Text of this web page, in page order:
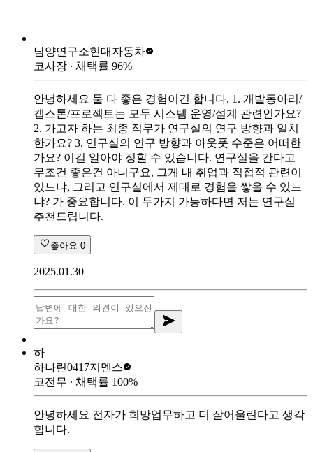
남양연구소현대자동차
코사장 ∙ 채택률 96%
안녕하세요 둘 다 좋은 경험이긴 합니다. 1. 개발동아리/
캡스톤/프로젝트는 모두 시스템 운영/설계 관련인가요?
2. 가고자 하는 최종 직무가 연구실의 연구 방향과 일치
한가요? 3. 연구실의 연구 방향과 아웃풋 수준은 어떠한
가요? 이걸 알아야 정할 수 있습니다. 연구실을 간다고
무조건 좋은건 아니구요, 그게 내 취업과 직접적 관련이
있느냐, 그리고 연구실에서 제대로 경험을 쌓을 수 있느
냐? 가 중요합니다. 이 두가지 가능하다면 저는 연구실
추천드립니다.
좋아요 0
2025.01.30
하
하나린0417지멘스
코전무 ∙ 채택률 100%
안녕하세요 전자가 희망업무하고 더 잘어울린다고 생각
합니다.